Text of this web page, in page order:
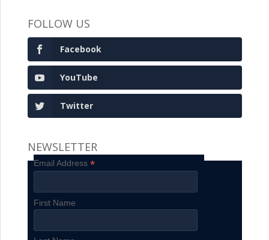
FOLLOW US
Facebook
YouTube
Twitter
NEWSLETTER
Email Address*
First Name